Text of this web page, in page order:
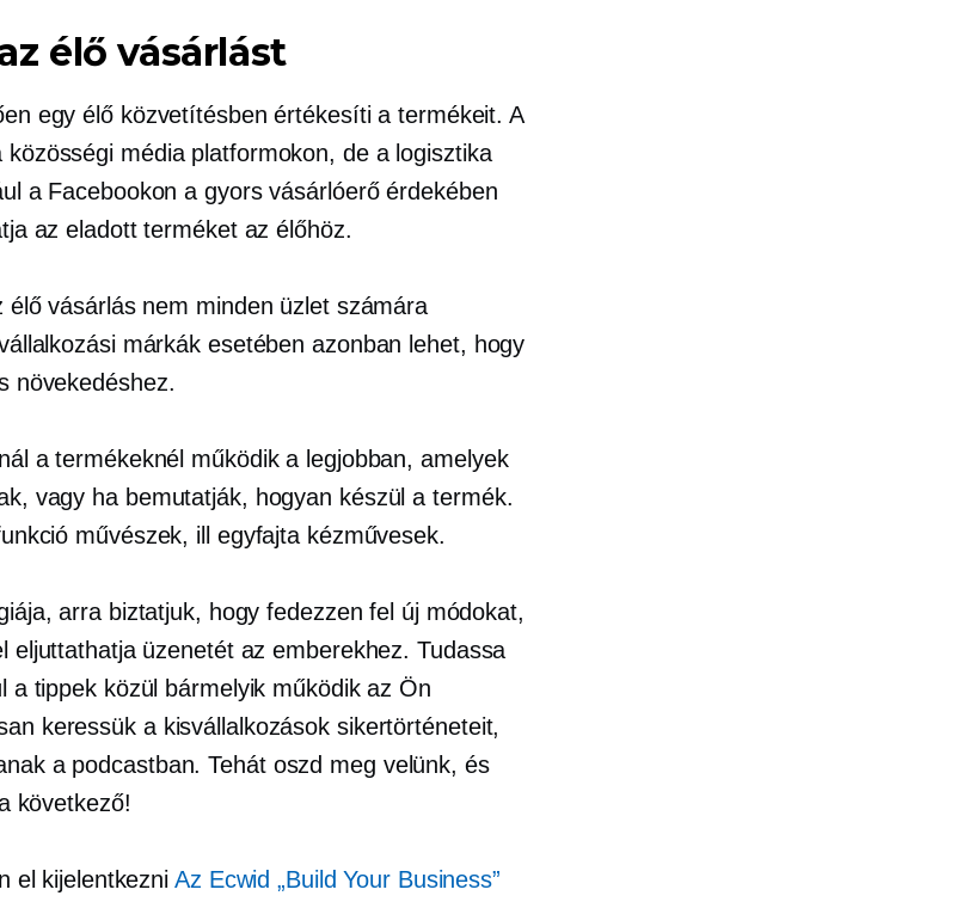
élő vásárlást
egy élő közvetítésben értékesíti a termékeit. A
közösségi média platformokon, de a logisztika
a Facebookon a gyors vásárlóerő érdekében
az eladott terméket az élőhöz.
élő vásárlás nem minden üzlet számára
márkák esetében azonban lehet, hogy
növekedéshez.
a termékeknél működik a legjobban, amelyek
vagy ha bemutatják, hogyan készül a termék.
művészek, ill egyfajta kézművesek.
arra biztatjuk, hogy fedezzen fel új módokat,
eljuttathatja üzenetét az emberekhez. Tudassa
a tippek közül bármelyik működik az Ön
keressük a kisvállalkozások sikertörténeteit,
a podcastban. Tehát oszd meg velünk, és
következő!
el kijelentkezni Az Ecwid „Build Your Business”